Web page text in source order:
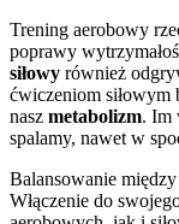
Trening aerobowy
poprawy
siłowy również
ćwiczeniom siłowym
nasz metabolizm. Im
spalamy, nawet w
Balansowanie
Włączenie do